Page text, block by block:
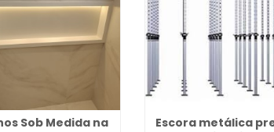
Sob Medida na
Escora metálica